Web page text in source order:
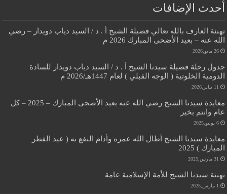
أحدث الإضافات
تهنئة العارف بالله تعالي فضيلة الشيخ أ . د / السيد دياب دويدار – رضي
الله عنه – بعيد الأضحى المبارك 2026 م
26 مايو,2026
جدول رحلة فضيلة سيدنا الشيخ أ . د / السيد دياب دويدار للسادة
الدومية الخلوتية ( الوجه القبلي ) لعام 1447هـ/2026 م
11 يناير,2026
معايدة سيدنا الشيخ رضي الله عنه بعيد الأضحى المبارك – 2025 – كل
عام وانتم بخير
6 يونيو,2025
معايدة سيدنا الشيخ أطال الله عمره وأدام النفع به ( عيد الفطر
المبارك ) 2025
31 مارس,2025
تهنئة سيدنا الشيخ للأمة الإسلامية عامة
1 مارس,2025